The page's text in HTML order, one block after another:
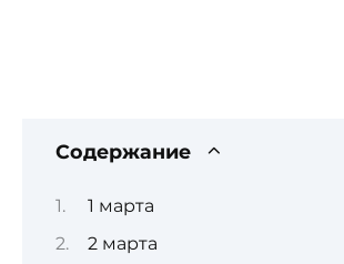
Содержание
1 марта
2 марта